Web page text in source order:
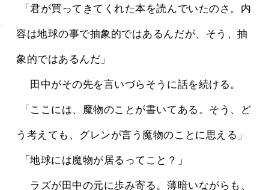
容は地球の事で抽象的ではあるんだが、そう、抽
象的ではあるんだ」
田中がその先を言いづらそうに話を続ける。
う考えても、グレンが言う魔物のことに思える」
「地球には魔物が居るってこと？」